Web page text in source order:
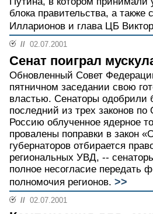
блока правительства, а также
Илларионов и глава ЦБ
// 02.07.2001
Сенат поиграл
Обновленный Совет
пятничном заседании свою
властью. Сенаторы одобрили
последний из трех законов
Россию облученное ядерное
провалены поправки в закон
губернаторов отбирается
региональных УВД, --
полное несогласие передать
полномочия регионов. >>
// 02.07.2001